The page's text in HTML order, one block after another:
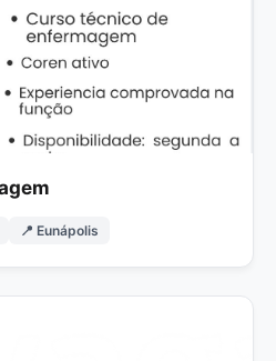
📍 Eunápolis